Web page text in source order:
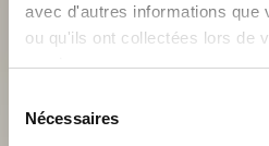
avec d'autres informations que
ou qu'ils ont collectées lors de
services.
Nécessaires